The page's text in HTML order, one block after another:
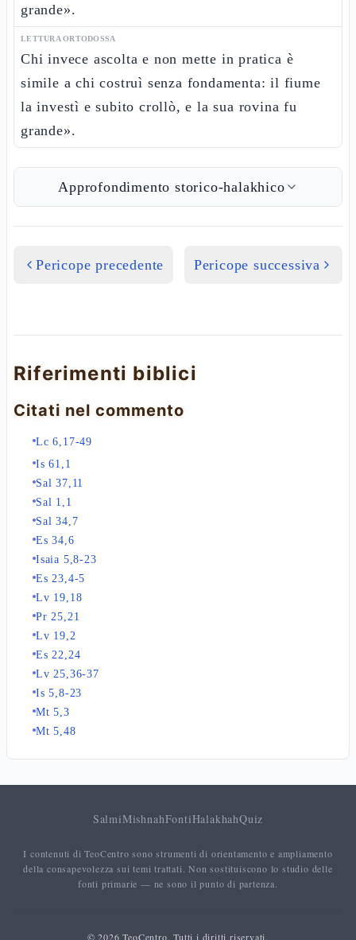
grande».
LETTURA ORTODOSSA
Chi invece ascolta e non mette in pratica è
simile a chi costruì senza fondamenta: il fiume
la investì e subito crollò, e la sua rovina fu
grande».
Approfondimento storico-halakhico
Pericope precedente Pericope successiva
Riferimenti biblici
Citati nel commento
Lc 6,17-49
Is 61,1
Sal 37,11
Sal 1,1
Sal 34,7
Es 34,6
Isaia 5,8-23
Es 23,4-5
Lv 19,18
Pr 25,21
Lv 19,2
Es 22,24
Lv 25,36-37
Is 5,8-23
Mt 5,3
Mt 5,48
SalmiMishnahFontiHalakhahQuiz
I contenuti di TeoCentro sono strumenti di orientamento e ampliamento
della consapevolezza sui temi trattati. Non sostituiscono lo studio delle
fonti primarie — ne sono il punto di partenza.
© 2026 TeoCentro. Tutti i diritti riservati.